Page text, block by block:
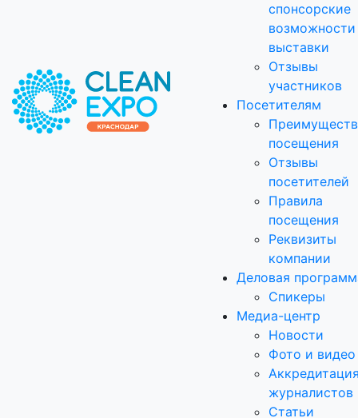
спонсорские
возможности
выставки
Отзывы
участников
Посетителям
посещения
Отзывы
посетителей
Правила
посещения
Реквизиты
компании
Деловая
Спикеры
Медиа-центр
Новости
Фото и видео
журналистов
Статьи